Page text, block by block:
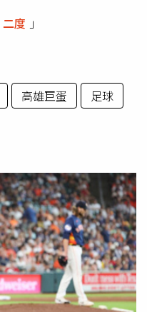
二度 」
高雄巨蛋 足球